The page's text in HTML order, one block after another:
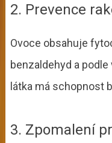
2. Prevence
Ovoce obsahuje
benzaldehyd a
látka má schopnost
3. Zpomalení